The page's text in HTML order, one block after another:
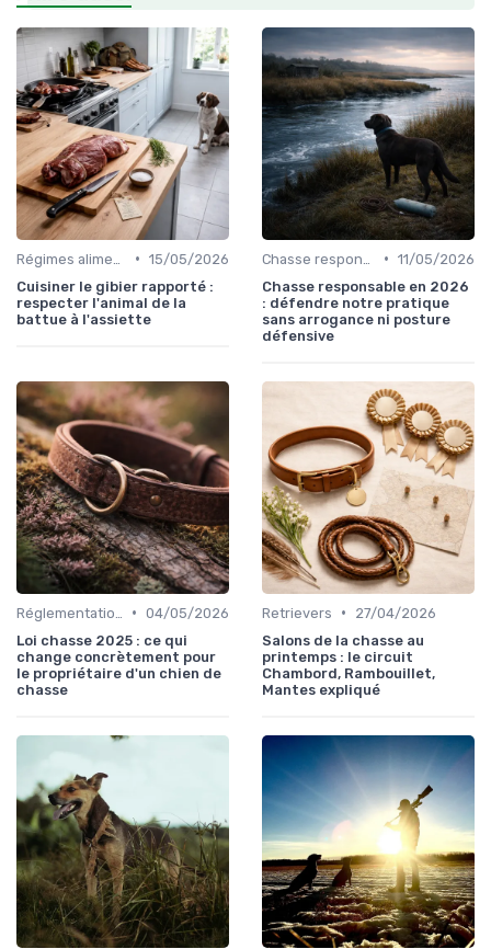
• 15/05/2026
Cuisiner le gibier rapporté :
respecter l'animal de la
battue à l'assiette
• 11/05/2026
Chasse responsable en 2026
: défendre notre pratique
sans arrogance ni posture
défensive
• 04/05/2026
Loi chasse 2025 : ce qui
change concrètement pour
le propriétaire d'un chien de
chasse
Retrievers •
27/04/2026
Salons de la chasse au
printemps : le circuit
Chambord, Rambouillet,
Mantes expliqué